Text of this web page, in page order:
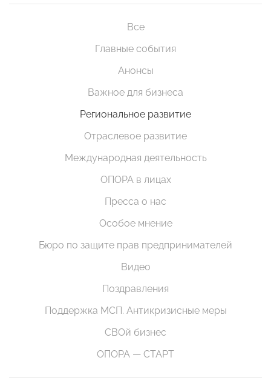
Все
Главные события
Анонсы
Важное для бизнеса
Региональное развитие
Отраслевое развитие
Международная деятельность
ОПОРА в лицах
Пресса о нас
Особое мнение
Бюро по защите прав предпринимателей
Видео
Поздравления
Поддержка МСП. Антикризисные меры
СВОй бизнес
ОПОРА — СТАРТ